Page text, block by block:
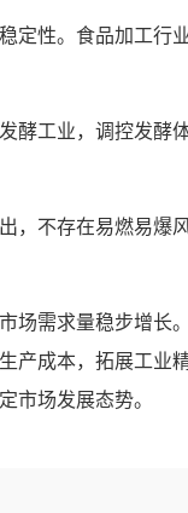
定性。食品加工行
酵工业，调控发酵
，不存在易燃易爆
场需求量稳步增长。
产成本，拓展工业
市场发展态势。